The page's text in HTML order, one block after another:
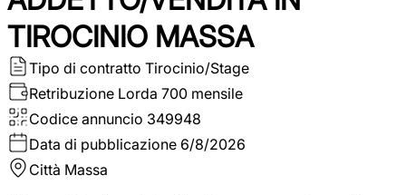
TIROCINIO MASSA
Tipo di contratto Tirocinio/Stage
Retribuzione Lorda 700 mensile
Codice annuncio 349948
Data di pubblicazione 6/8/2026
Città Massa